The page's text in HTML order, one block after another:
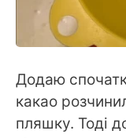
Додаю
какао
пляшку. Тоді